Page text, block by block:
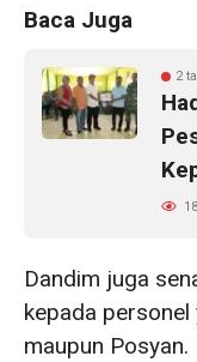
Baca Juga
2
Dandim juga
kepada
maupun Posyan.